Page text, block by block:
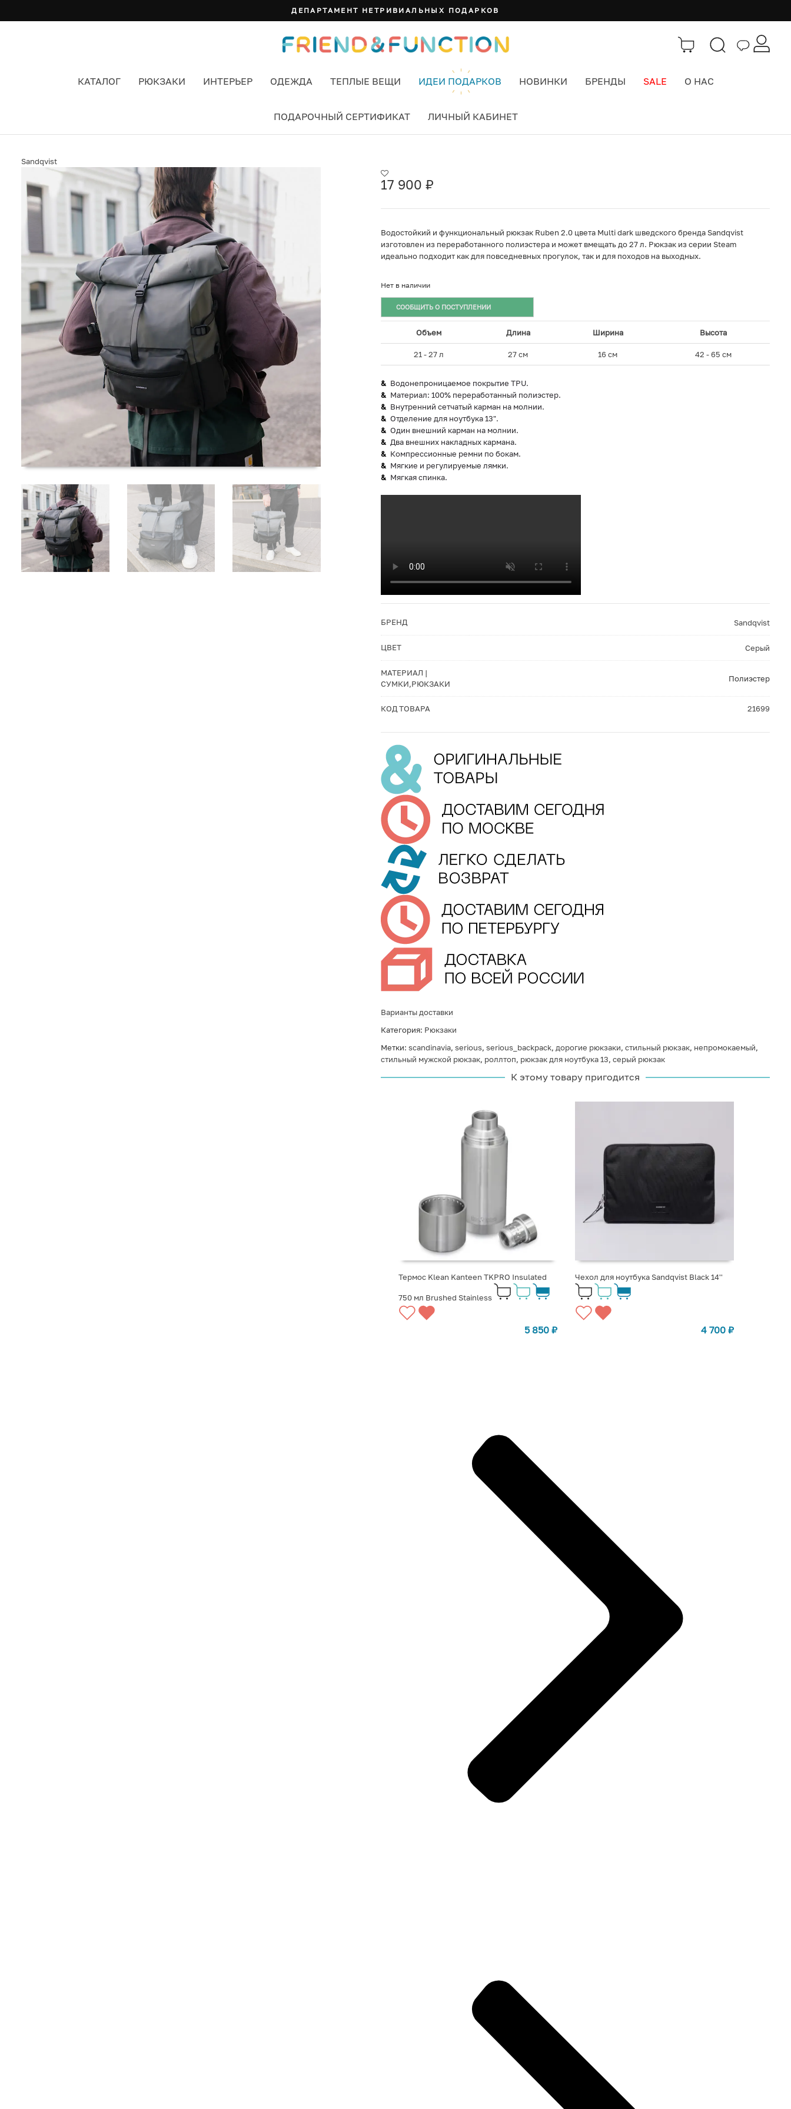
ДЕПАРТАМЕНТ НЕТРИВИАЛЬНЫХ ПОДАРКОВ
КАТАЛОГ РЮКЗАКИ ИНТЕРЬЕР ОДЕЖДА ТЕПЛЫЕ ВЕЩИ ИДЕИ ПОДАРКОВ НОВИНКИ БРЕНДЫ SALE О НАС
ПОДАРОЧНЫЙ СЕРТИФИКАТ ЛИЧНЫЙ КАБИНЕТ
Sandqvist
17 900 ₽
Водостойкий и функциональный рюкзак Ruben 2.0 цвета Multi dark шведского бренда Sandqvist
изготовлен из переработанного полиэстера и может вмещать до 27 л. Рюкзак из серии Steam
идеально подходит как для повседневных прогулок, так и для походов на выходных.
Нет в наличии
СООБЩИТЬ О ПОСТУПЛЕНИИ
Объем Длина Ширина Высота
21 - 27 л 27 см 16 см 42 - 65 см
Водонепроницаемое покрытие TPU.
Материал: 100% переработанный полиэстер.
Внутренний сетчатый карман на молнии.
Отделение для ноутбука 13".
Один внешний карман на молнии.
Два внешних накладных кармана.
Компрессионные ремни по бокам.
Мягкие и регулируемые лямки.
Мягкая спинка.
БРЕНД Sandqvist
ЦВЕТ Серый
МАТЕРИАЛ |
СУМКИ,РЮКЗАКИ
Полиэстер
КОД ТОВАРА 21699
Варианты доставки
Категория: Рюкзаки
Метки: scandinavia, serious, serious_backpack, дорогие рюкзаки, стильный рюкзак, непромокаемый,
стильный мужской рюкзак, роллтоп, рюкзак для ноутбука 13, серый рюкзак
К этому товару пригодится
Термос Klean Kanteen TKPRO Insulated
750 мл Brushed Stainless
5 850 ₽
Чехол для ноутбука Sandqvist Black 14''
4 700 ₽